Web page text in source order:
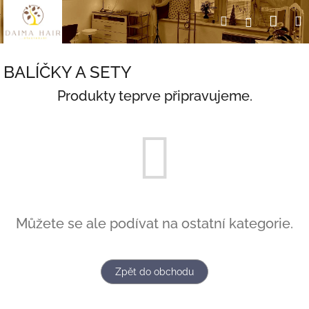
Přejít
na
obsah
HledatPřihlášení
BALÍČKY A SETY
Produkty teprve připravujeme.
Můžete se ale podívat na ostatní kategorie.
Zpět do obchodu